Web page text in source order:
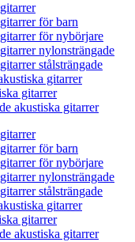
för barn
för nybörjare
nylonsträngade
stålsträngade
gitarrer
gitarrer
akustiska gitarrer
för barn
för nybörjare
nylonsträngade
stålsträngade
gitarrer
gitarrer
akustiska gitarrer